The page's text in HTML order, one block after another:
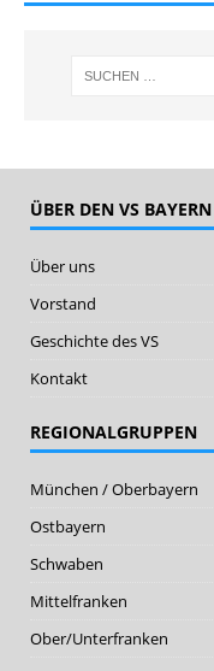
ÜBER DEN VS BAYERN
Über uns
Vorstand
Geschichte des VS
Kontakt
REGIONALGRUPPEN
München / Oberbayern
Ostbayern
Schwaben
Mittelfranken
Ober/Unterfranken